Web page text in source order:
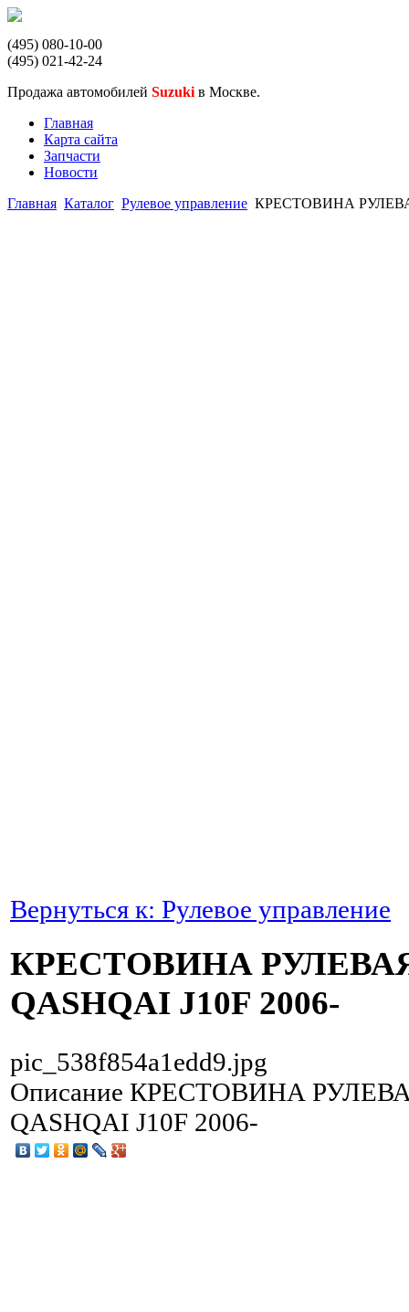
(495) 080-10-00
(495) 021-42-24
Продажа автомобилей Suzuki в Москве.
Главная
Карта сайта
Запчасти
Новости
Главная Каталог Рулевое управление КРЕСТОВИНА
Вернуться к: Рулевое управление
КРЕСТОВИНА РУЛЕВАЯ
QASHQAI J10F 2006-
pic_538f854a1edd9.jpg
Описание КРЕСТОВИНА
QASHQAI J10F 2006-